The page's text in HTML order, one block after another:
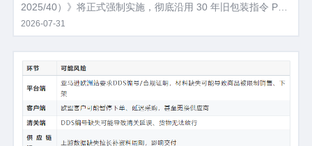
2025/40）》将正式强制实施，彻底沿用 30 年旧包装指令 PP
WD，覆盖所有出口欧盟的包装产品，违规最高处以企业年营业
递箱、缓冲内衬、塑料膜全部纳入管控。
2026-07-31